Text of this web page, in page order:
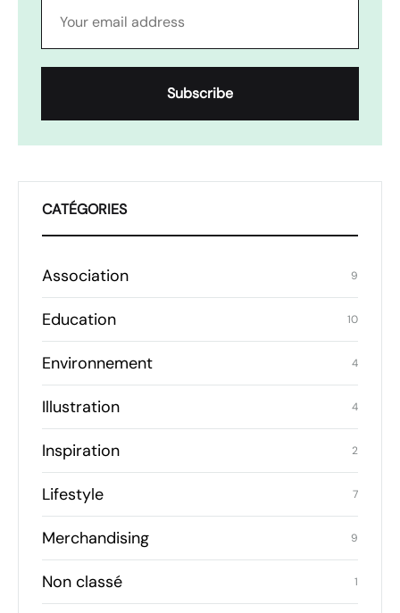
CATÉGORIES
Association 9
Education 10
Environnement 4
Illustration 4
Inspiration 2
Lifestyle 7
Merchandising 9
Non classé 1